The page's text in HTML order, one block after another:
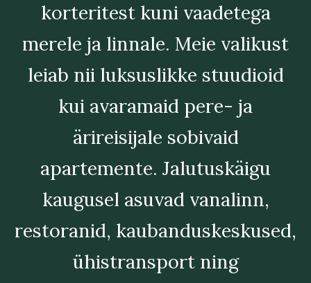
korteritest kuni vaadetega
merele ja linnale. Meie valikust
leiab nii luksuslikke stuudioid
kui avaramaid pere- ja
ärireisijale sobivaid
apartemente. Jalutuskäigu
kaugusel asuvad vanalinn,
restoranid, kaubanduskeskused,
ühistransport ning